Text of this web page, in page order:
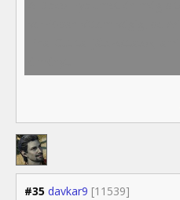
#35 davkar9 [11539]